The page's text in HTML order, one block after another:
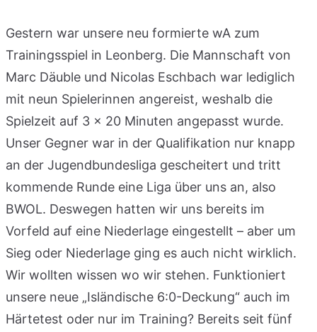
Gestern war unsere neu formierte wA zum
Trainingsspiel in Leonberg. Die Mannschaft von
Marc Däuble und Nicolas Eschbach war lediglich
mit neun Spielerinnen angereist, weshalb die
Spielzeit auf 3 x 20 Minuten angepasst wurde.
Unser Gegner war in der Qualifikation nur knapp
an der Jugendbundesliga gescheitert und tritt
kommende Runde eine Liga über uns an, also
BWOL. Deswegen hatten wir uns bereits im
Vorfeld auf eine Niederlage eingestellt – aber um
Sieg oder Niederlage ging es auch nicht wirklich.
Wir wollten wissen wo wir stehen. Funktioniert
unsere neue „Isländische 6:0-Deckung“ auch im
Härtetest oder nur im Training? Bereits seit fünf